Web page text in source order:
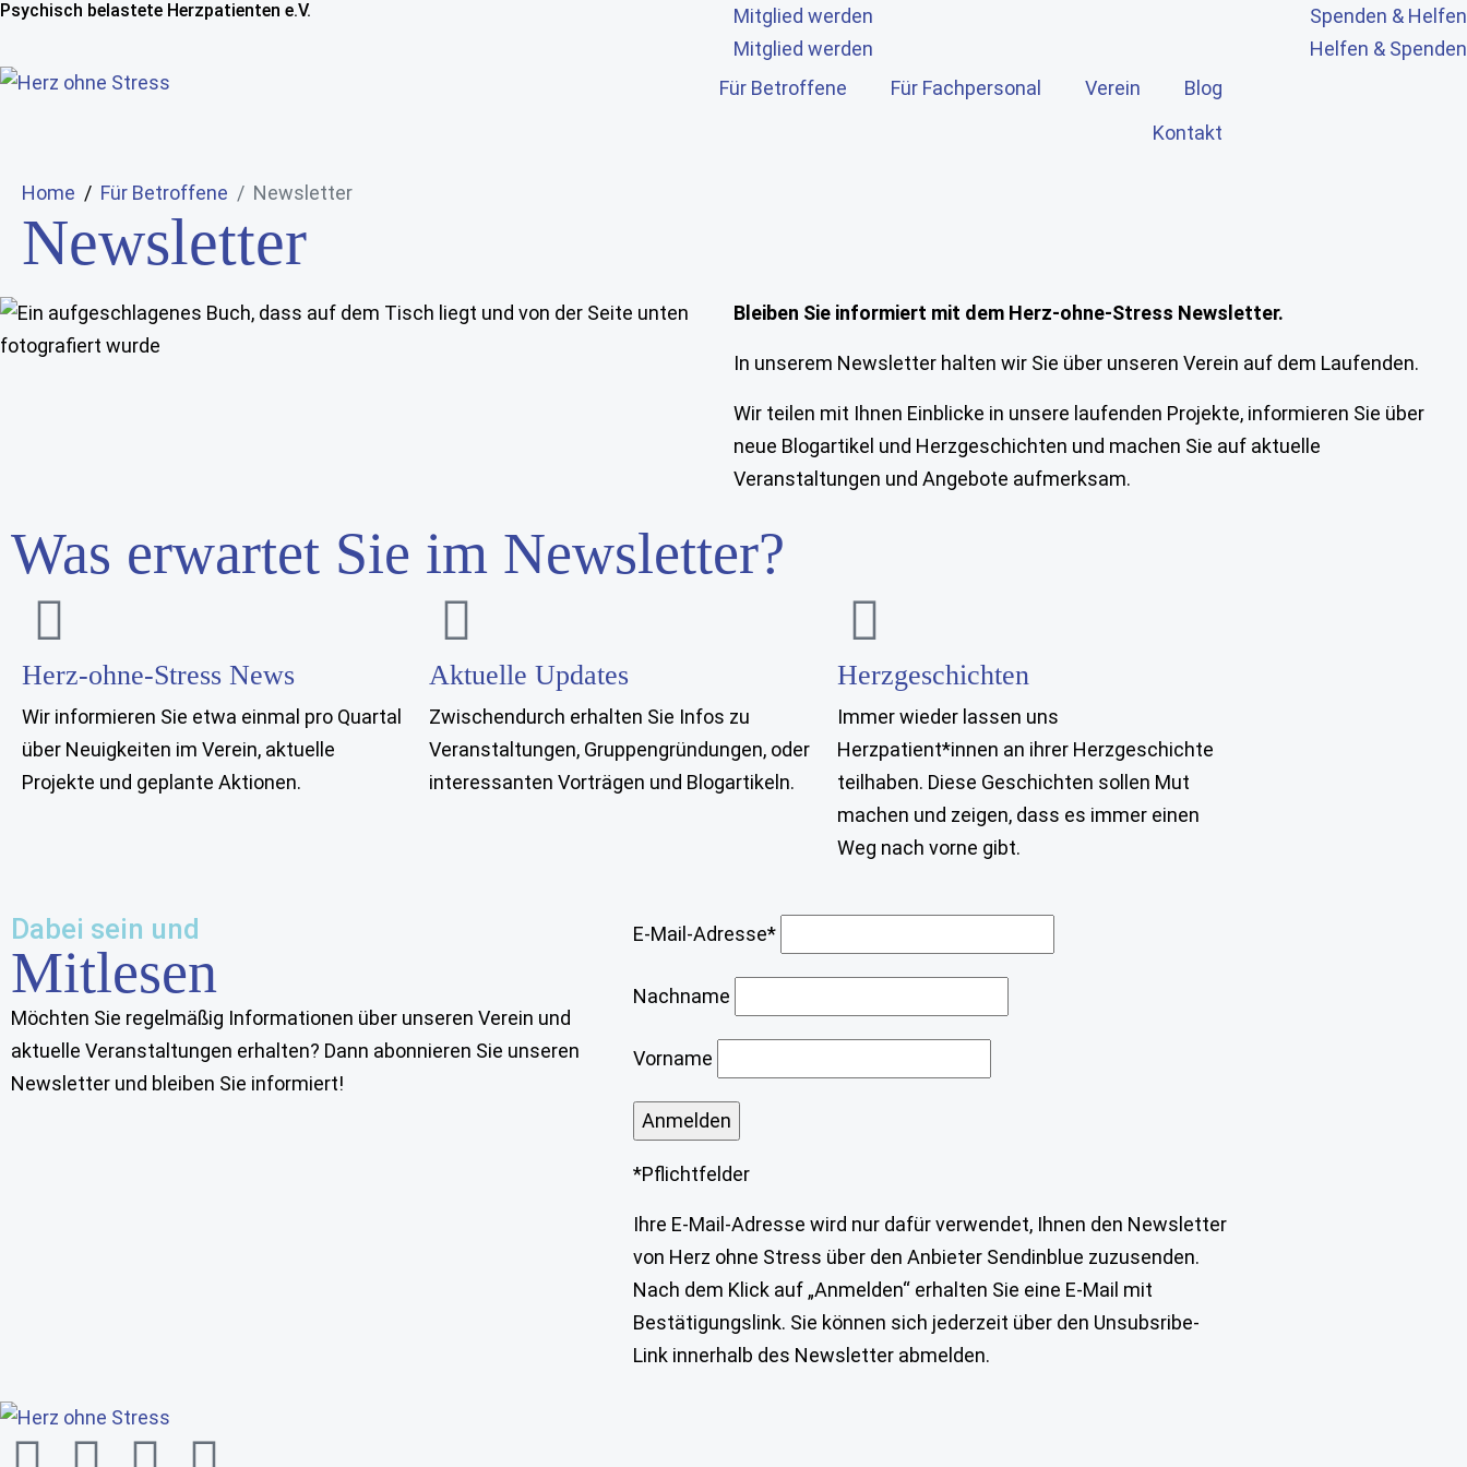
Psychisch belastete Herzpatienten e.V.
Mitglied werden
Mitglied werden
Spenden & Helfen
Helfen & Spenden
Für Betroffene
Für Fachpersonal Verein
Blog
Kontakt
Home Für Betroffene Newsletter
Newsletter
Bleiben Sie informiert mit dem Herz-ohne-Stress Newsletter.
In unserem Newsletter halten wir Sie über unseren Verein auf dem Laufenden.
Wir teilen mit Ihnen Einblicke in unsere laufenden Projekte, informieren Sie über
neue Blogartikel und Herzgeschichten und machen Sie auf aktuelle
Veranstaltungen und Angebote aufmerksam.
Was erwartet Sie im Newsletter?
Herz-ohne-Stress News
Wir informieren Sie etwa einmal pro Quartal
über Neuigkeiten im Verein, aktuelle
Projekte und geplante Aktionen.
Aktuelle Updates
Zwischendurch erhalten Sie Infos zu
Veranstaltungen, Gruppengründungen, oder
interessanten Vorträgen und Blogartikeln.
Herzgeschichten
Immer wieder lassen uns
Herzpatient*innen an ihrer Herzgeschichte
teilhaben. Diese Geschichten sollen Mut
machen und zeigen, dass es immer einen
Weg nach vorne gibt.
Dabei sein und
Mitlesen
Möchten Sie regelmäßig Informationen über unseren Verein und
aktuelle Veranstaltungen erhalten? Dann abonnieren Sie unseren
Newsletter und bleiben Sie informiert!
E-Mail-Adresse*
Nachname
Vorname
*Pflichtfelder
Ihre E-Mail-Adresse wird nur dafür verwendet, Ihnen den Newsletter
von Herz ohne Stress über den Anbieter Sendinblue zuzusenden.
Nach dem Klick auf „Anmelden“ erhalten Sie eine E-Mail mit
Bestätigungslink. Sie können sich jederzeit über den Unsubsribe-
Link innerhalb des Newsletter abmelden.